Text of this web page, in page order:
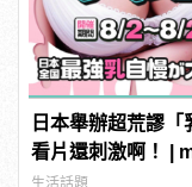
日本舉辦超荒謬
看片還刺激啊！ |